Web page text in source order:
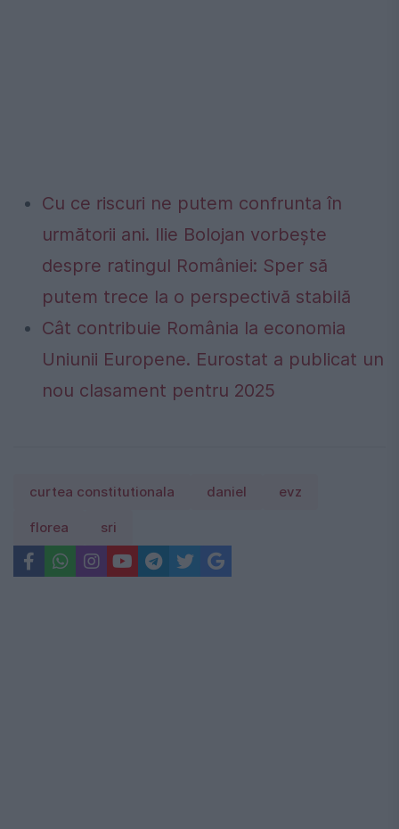
Cu ce riscuri ne putem confrunta în
următorii ani. Ilie Bolojan vorbește
despre ratingul României: Sper să
putem trece la o perspectivă stabilă
Cât contribuie România la economia
Uniunii Europene. Eurostat a publicat un
nou clasament pentru 2025
curtea constitutionala daniel evz
florea sri